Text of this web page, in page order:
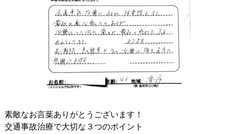
素敵なお言葉ありがとうございます！
交通事故治療で大切な３つのポイント